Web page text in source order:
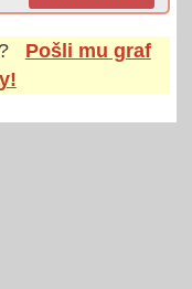
Pošli mu graf